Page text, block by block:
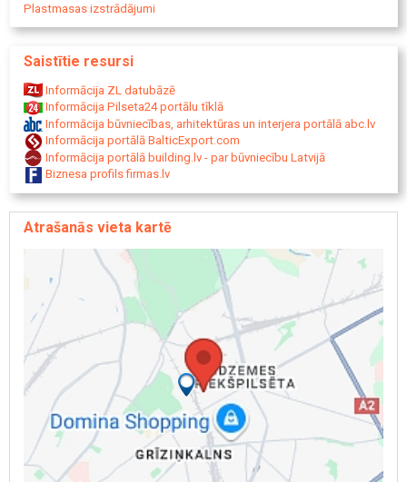
Plastmasas izstrādājumi
Saistītie resursi
Informācija ZL datubāzē
Informācija Pilseta24 portālu tīklā
Informācija būvniecības, arhitektūras un interjera portālā abc.lv
Informācija portālā BalticExport.com
Informācija portālā building.lv - par būvniecību Latvijā
Biznesa profils firmas.lv
Atrašanās vieta kartē